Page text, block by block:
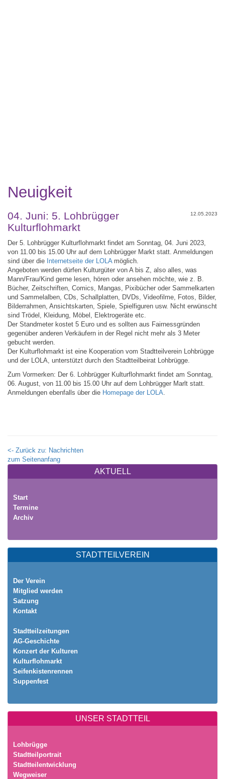
AKTUELL
Start
Termine
Archiv
STADTTEILVEREIN
Der Verein
Mitglied werden
Satzung
Kontakt
Stadtteilzeitungen
AG-Geschichte
Konzert der Kulturen
Kulturflohmarkt
Seifenkistenrennen
Suppenfest
UNSER STADTTEIL
Lohbrügge
Stadtteilportrait
Stadtteilentwicklung
Wegweiser
Neuigkeit
12.05.2023
04. Juni: 5. Lohbrügger
Kulturflohmarkt
Der 5. Lohbrügger Kulturflohmarkt findet am Sonntag, 04. Juni 2023,
von 11.00 bis 15.00 Uhr auf dem Lohbrügger Markt statt. Anmeldungen
sind über die Internetseite der LOLAmöglich.
Angeboten werden dürfen Kulturgüter von A bis Z, also alles, was
Mann/Frau/Kind gerne lesen, hören oder ansehen möchte, wie z. B.
Bücher, Zeitschriften, Comics, Mangas, Pixibücher oder Sammelkarten
und Sammelalben, CDs, Schallplatten, DVDs, Videofilme, Fotos, Bilder,
Bilderrahmen, Ansichtskarten, Spiele, Spielfiguren usw. Nicht erwünscht
sind Trödel, Kleidung, Möbel, Elektrogeräte etc.
Der Standmeter kostet 5 Euro und es sollten aus Fairnessgründen
gegenüber anderen Verkäufern in der Regel nicht mehr als 3 Meter
gebucht werden.
Der Kulturflohmarkt ist eine Kooperation vom Stadtteilverein Lohbrügge
und der LOLA, unterstützt durch den Stadtteilbeirat Lohbrügge.
Zum Vormerken: Der 6. Lohbrügger Kulturflohmarkt findet am Sonntag,
06. August, von 11.00 bis 15.00 Uhr auf dem Lohbrügger Marlt statt.
Anmeldungen ebenfalls über die Homepage der LOLA.
<- Zurück zu: Nachrichten
zum Seitenanfang